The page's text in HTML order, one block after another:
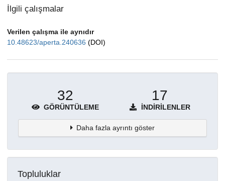
İlgili çalışmalar
Verilen çalışma ile aynıdır
10.48623/aperta.240636 (DOI)
32
GÖRÜNTÜLEME
17
İNDIRILENLER
Daha fazla ayrıntı göster
Topluluklar